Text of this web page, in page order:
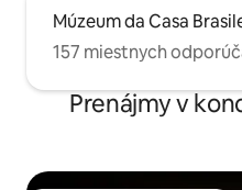
Múzeum da Casa
157 miestnych
Prenájmy v